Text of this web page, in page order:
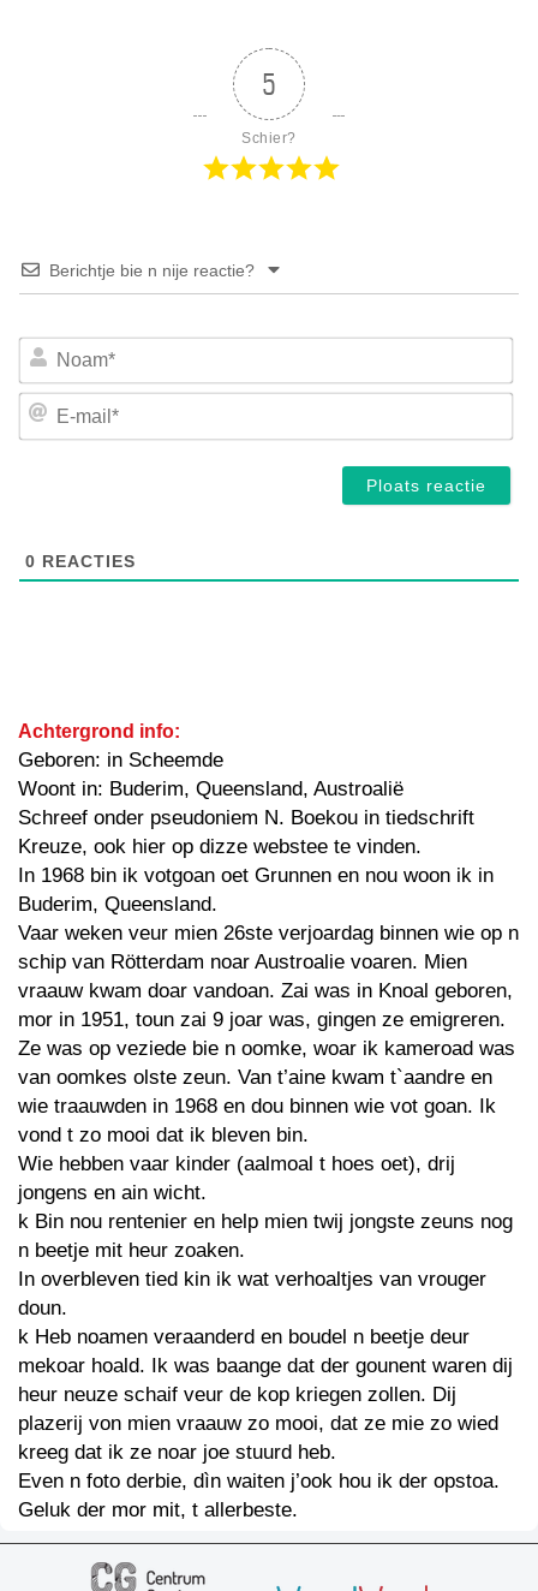
5
Schier?
Berichtje bie n nije reactie?
E-
0 REACTIES
Achtergrond info:
Geboren: in Scheemde
Woont in: Buderim, Queensland, Austroalië
Schreef onder pseudoniem N. Boekou in tiedschrift
Kreuze, ook hier op dizze webstee te vinden.
In 1968 bin ik votgoan oet Grunnen en nou woon ik in
Buderim, Queensland.
Vaar weken veur mien 26ste verjoardag binnen wie op n
schip van Rötterdam noar Austroalie voaren. Mien
vraauw kwam doar vandoan. Zai was in Knoal geboren,
mor in 1951, toun zai 9 joar was, gingen ze emigreren.
Ze was op veziede bie n oomke, woar ik kameroad was
van oomkes olste zeun. Van t’aine kwam t`aandre en
wie traauwden in 1968 en dou binnen wie vot goan. Ik
vond t zo mooi dat ik bleven bin.
Wie hebben vaar kinder (aalmoal t hoes oet), drij
jongens en ain wicht.
k Bin nou rentenier en help mien twij jongste zeuns nog
n beetje mit heur zoaken.
In overbleven tied kin ik wat verhoaltjes van vrouger
doun.
k Heb noamen veraanderd en boudel n beetje deur
mekoar hoald. Ik was baange dat der gounent waren dij
heur neuze schaif veur de kop kriegen zollen. Dij
plazerij von mien vraauw zo mooi, dat ze mie zo wied
kreeg dat ik ze noar joe stuurd heb.
Even n foto derbie, dìn waiten j’ook hou ik der opstoa.
Geluk der mor mit, t allerbeste.